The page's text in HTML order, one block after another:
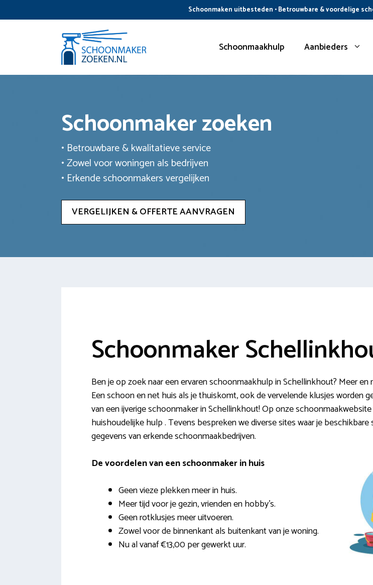
naar
Schoonmaken uitbesteden • Betrouwbare & voordelige
Schoonmaakhulp Aanbieders
Schoonmaker zoeken
• Betrouwbare & kwalitatieve service
• Zowel voor woningen als bedrijven
• Erkende schoonmakers vergelijken
VERGELIJKEN & OFFERTE AANVRAGEN
Schoonmaker
Ben je op zoek naar een ervaren schoonmaakhulp in Schellinkhout? Meer
Een schoon en net huis als je thuiskomt, ook de vervelende klusjes worden
van een ijverige schoonmaker in Schellinkhout! Op onze
huishoudelijke hulp . Tevens bespreken we diverse sites waar je
gegevens van erkende schoonmaakbedrijven.
De voordelen van een schoonmaker in huis
Geen vieze plekken meer in huis.
Meer tijd voor je gezin, vrienden en hobby’s.
Geen rotklusjes meer uitvoeren.
Zowel voor de binnenkant als buitenkant van je woning.
Nu al vanaf €13,00 per gewerkt uur.